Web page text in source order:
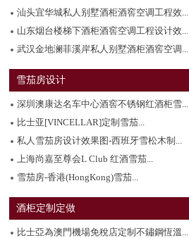
汕头宜华城私人别墅酒柜酒窖空调工程效...
山东烟台楼梯下酒柜酒窖空调工程设计效...
武汉金地澜菲溪岸私人别墅酒柜酒窖空调...
雪茄房设计
深圳澳康达名车中心酒窖不锈钢红酒柜雪...
比士亚[VINCELLAR]定制雪茄...
私人雪茄房设计效果图-西班牙雪松木制...
上海尚嘉至尊会L Club 红酒雪茄...
雪茄房-香港(HongKong)雪茄...
酒柜定制定做
比士亞為澳門機場免稅店定制不鏽鋼恆溫...